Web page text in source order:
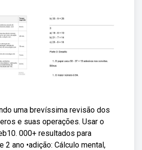
uma brevíssima revisão dos
e suas operações. Usar o
000+ resultados para
2 ano •adição: Cálculo mental,